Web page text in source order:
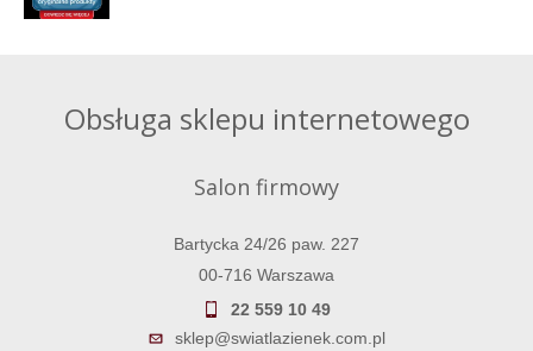
Obsługa sklepu internetowego
Salon firmowy
Bartycka 24/26 paw. 227
00-716 Warszawa
22 559 10 49
sklep@swiatlazienek.com.pl